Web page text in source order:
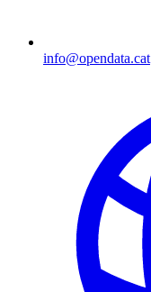
info@opendata.cat